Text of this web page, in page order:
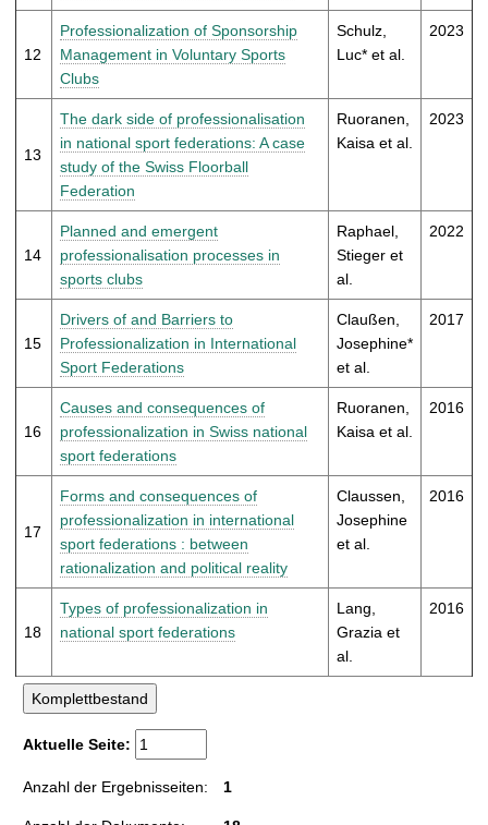
12
Professionalization of Sponsorship
Management in Voluntary Sports
Clubs
Schulz,
Luc* et al.
2023
13
The dark side of professionalisation
in national sport federations: A case
study of the Swiss Floorball
Federation
Ruoranen,
Kaisa et al.
2023
14
Planned and emergent
professionalisation processes in
sports clubs
Raphael,
Stieger et
al.
2022
15
Drivers of and Barriers to
Professionalization in International
Sport Federations
Claußen,
Josephine*
et al.
2017
16
Causes and consequences of
professionalization in Swiss national
sport federations
Ruoranen,
Kaisa et al.
2016
17
Forms and consequences of
professionalization in international
sport federations : between
rationalization and political reality
Claussen,
Josephine
et al.
2016
18
Types of professionalization in
national sport federations
Lang,
Grazia et
al.
2016
Aktuelle Seite:
Anzahl der Ergebnisseiten: 1